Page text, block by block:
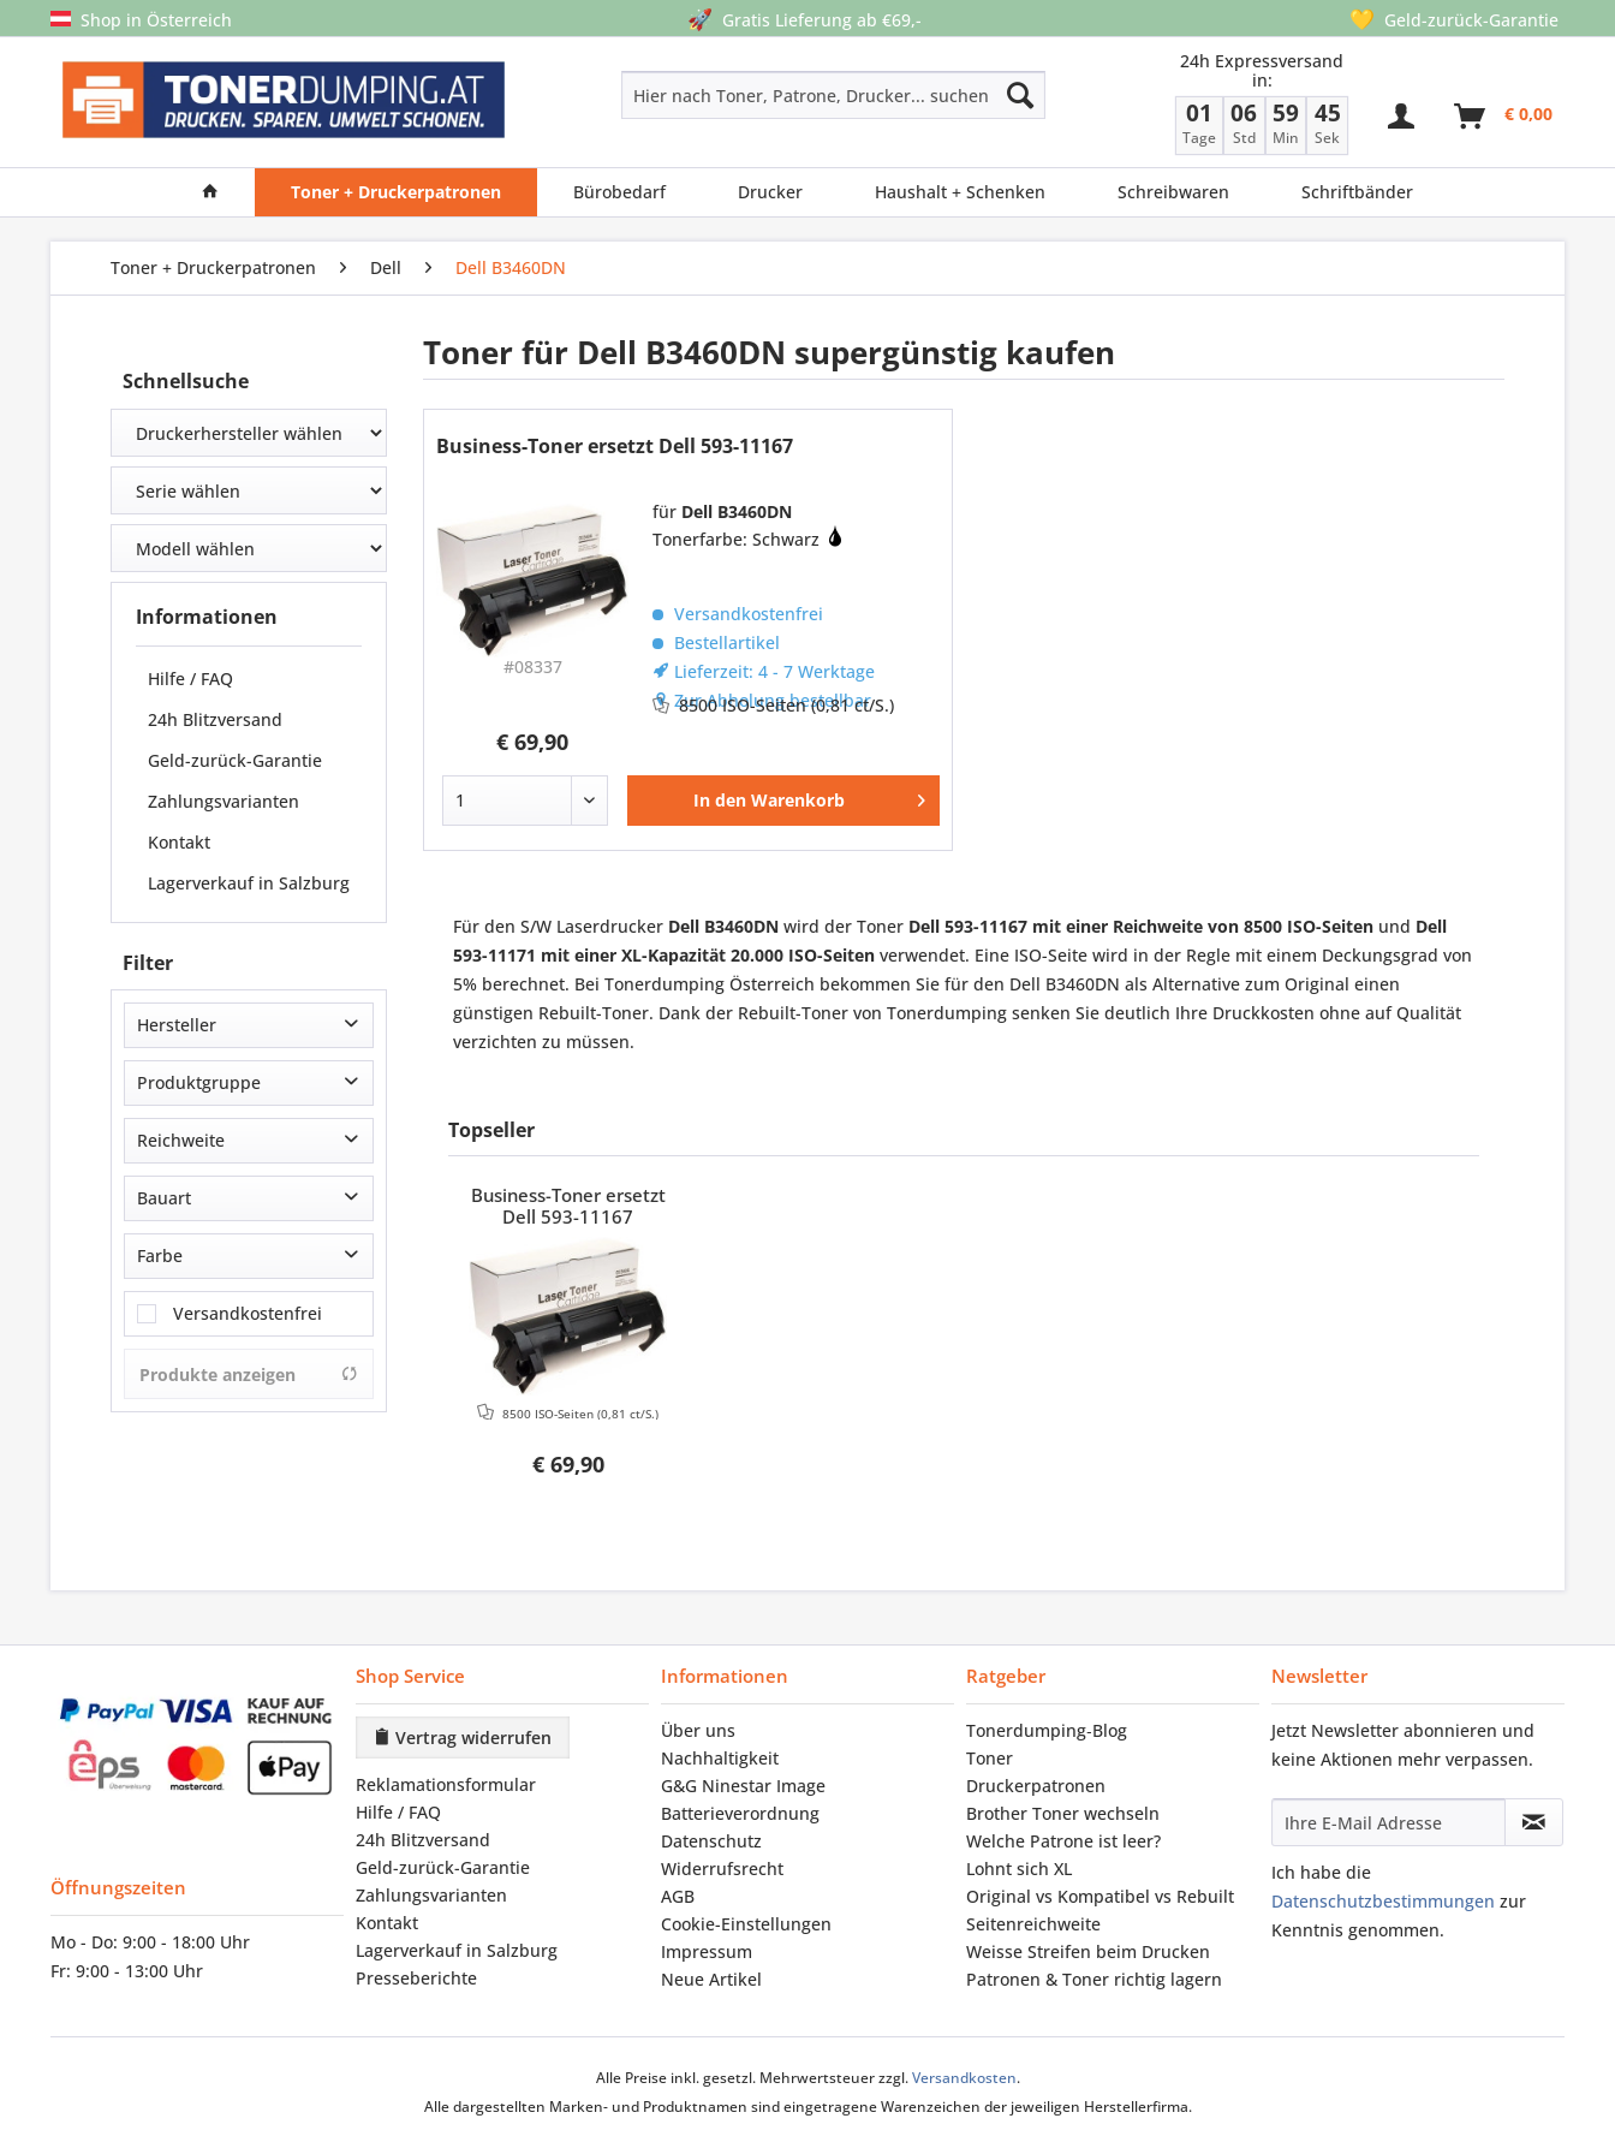
Shop in Österreich 🚀 Gratis Lieferung ab €69,- 💛 Geld-zurück-Garantie
24h Expressversand
in:
01
Tage
06
Std
59
Min
44
Sek
€ 0,00
Toner + Druckerpatronen Bürobedarf Drucker Haushalt + Schenken Schreibwaren Schriftbänder
Toner + Druckerpatronen Dell Dell B3460DN
Schnellsuche
Informationen
Hilfe / FAQ
24h Blitzversand
Geld-zurück-Garantie
Zahlungsvarianten
Kontakt
Lagerverkauf in Salzburg
Filter
Hersteller
G&G Germany GmbH
Produktgruppe
Toner
Reichweite
Standard Kapazität
Bauart
Rebuilt/Wiederaufbereitet
Farbe
Black
Versandkostenfrei
Produkte anzeigen
Toner für Dell B3460DN supergünstig kaufen
Business-Toner ersetzt Dell 593-11167
#08337
€ 69,90
für Dell B3460DN
Tonerfarbe: Schwarz
Versandkostenfrei
Bestellartikel
Lieferzeit: 4 - 7 Werktage
Zur Abholung bestellbar
8500 ISO-Seiten(0,81 ct/S.)
In den Warenkorb
Für den S/W Laserdrucker Dell B3460DN wird der Toner Dell 593-11167 mit einer Reichweite von 8500 ISO-Seiten und Dell
593-11171 mit einer XL-Kapazität 20.000 ISO-Seiten verwendet. Eine ISO-Seite wird in der Regle mit einem Deckungsgrad von
5% berechnet. Bei Tonerdumping Österreich bekommen Sie für den Dell B3460DN als Alternative zum Original einen
günstigen Rebuilt-Toner. Dank der Rebuilt-Toner von Tonerdumping senken Sie deutlich Ihre Druckkosten ohne auf Qualität
verzichten zu müssen.
Topseller
Business-Toner ersetzt
Dell 593-11167
€ 69,90
8500 ISO-Seiten(0,81 ct/S.)
Öffnungszeiten
Mo - Do: 9:00 - 18:00 Uhr
Fr: 9:00 - 13:00 Uhr
Shop Service
Vertrag widerrufen
Reklamationsformular
Hilfe / FAQ
24h Blitzversand
Geld-zurück-Garantie
Zahlungsvarianten
Kontakt
Lagerverkauf in Salzburg
Presseberichte
Informationen
Über uns
Nachhaltigkeit
G&G Ninestar Image
Batterieverordnung
Datenschutz
Widerrufsrecht
AGB
Cookie-Einstellungen
Impressum
Neue Artikel
Ratgeber
Tonerdumping‑Blog
Toner
Druckerpatronen
Brother Toner wechseln
Welche Patrone ist leer?
Lohnt sich XL
Original vs Kompatibel vs Rebuilt
Seitenreichweite
Weisse Streifen beim Drucken
Patronen & Toner richtig lagern
Newsletter
Jetzt Newsletter abonnieren und
keine Aktionen mehr verpassen.
Ich habe die
Datenschutzbestimmungen zur
Kenntnis genommen.
Alle Preise inkl. gesetzl. Mehrwertsteuer zzgl.Versandkosten.
Alle dargestellten Marken- und Produktnamen sind eingetragene Warenzeichen der jeweiligen Herstellerfirma.